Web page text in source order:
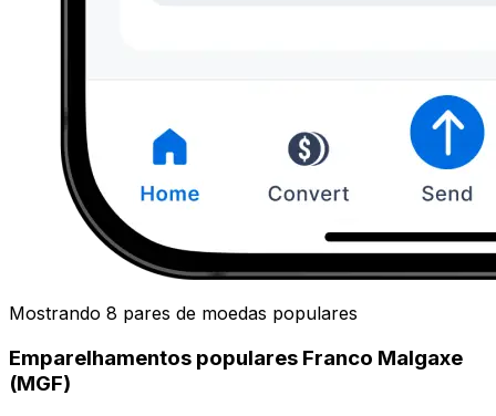
Mostrando 8 pares de moedas populares
Emparelhamentos populares Franco Malgaxe
(MGF)